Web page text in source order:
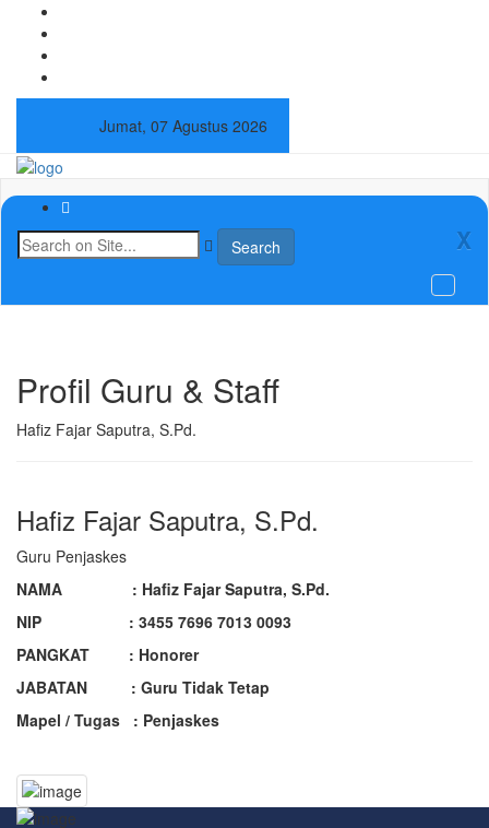
Jumat, 07 Agustus 2026
X
Search
Profil Guru & Staff
Hafiz Fajar Saputra, S.Pd.
Hafiz Fajar Saputra, S.Pd.
Guru Penjaskes
NAMA : Hafiz Fajar Saputra, S.Pd.
NIP : 3455 7696 7013 0093
PANGKAT : Honorer
JABATAN : Guru Tidak Tetap
Mapel / Tugas : Penjaskes